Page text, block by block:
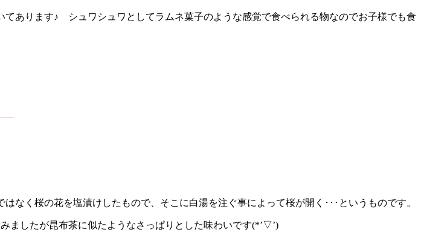
あります♪ シュワシュワとしてラムネ菓子のような感覚で食べられる物なのでお子様でも食
—–
なく桜の花を塩漬けしたもので、そこに白湯を注ぐ事によって桜が開く･･･というものです。
ましたが昆布茶に似たようなさっぱりとした味わいです(*’▽’)